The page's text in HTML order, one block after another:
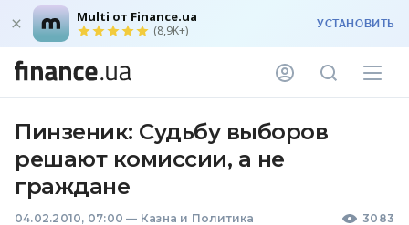
Multi от Finance.ua
(8,9K+) УСТАНОВИТЬ
Пинзеник: Судьбу выборов
решают комиссии, а не
граждане
04.02.2010, 07:00 — Казна и Политика 3083